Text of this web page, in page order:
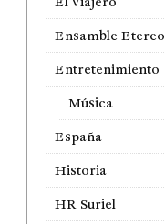
Ensamble Etereo
Entretenimiento
Música
España
Historia
HR Suriel